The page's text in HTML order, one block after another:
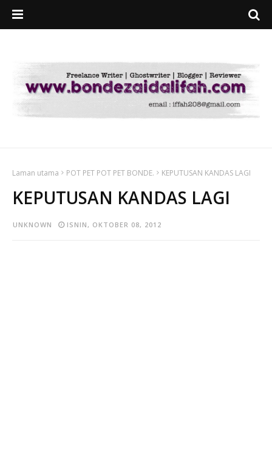
Laman utama POT PET POT PET BONDE. KEPUTUSAN KANDAS LAGI
KEPUTUSAN KANDAS LAGI
UNKNOWN ISNIN, OKTOBER 08, 2012